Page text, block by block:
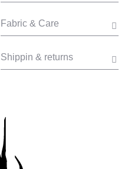
Fabric & Care
Shippin & returns